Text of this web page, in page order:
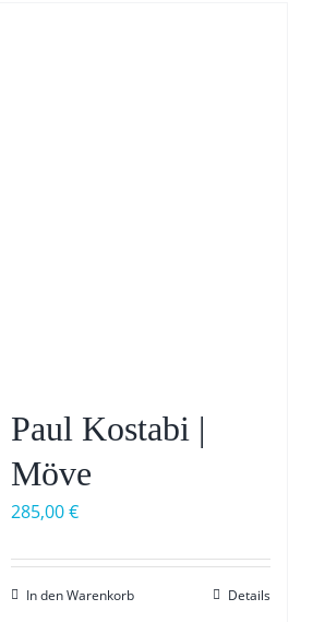
Paul Kostabi |
Möve
285,00€
In den Warenkorb Details